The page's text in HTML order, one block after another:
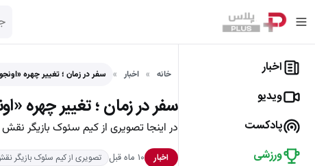
اخبار
ویدیو
پادکست
ورزشی
خانه اخبار سفر در زمان ؛ تغییر چهره
سفر در زمان ؛ تغییر چهره
در اینجا تصویری از کیم سئوک بازیگر نقش اونجو در
اخبار ۱۰ ماه قبل تصویری از کیم سئوک بازیگر نقش